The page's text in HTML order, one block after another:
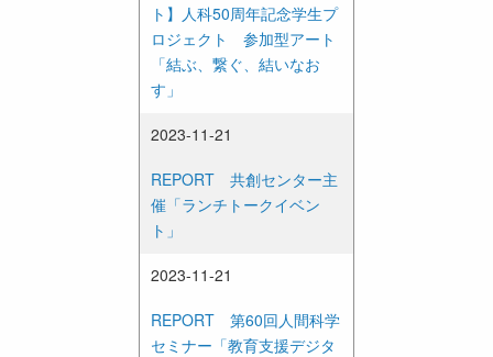
ト】人科50周年記念学生プ
ロジェクト 参加型アート
「結ぶ、繋ぐ、結いなお
す」
2023-11-21
REPORT 共創センター主
催「ランチトークイベン
ト」
2023-11-21
REPORT 第60回人間科学
セミナー「教育支援デジタ